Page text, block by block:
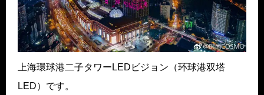
上海環球港二子タワーLEDビジョン（环球港双塔
LED）です。